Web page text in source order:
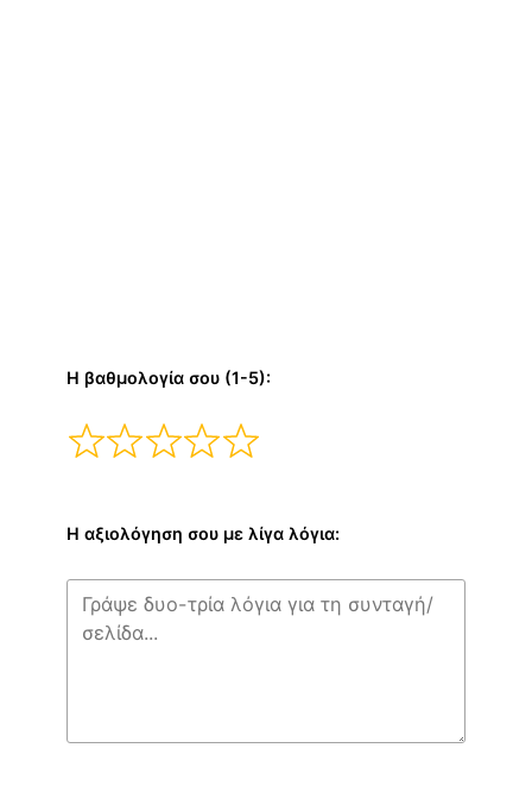
Η βαθμολογία σου (1-5):
Η αξιολόγηση σου με λίγα λόγια: